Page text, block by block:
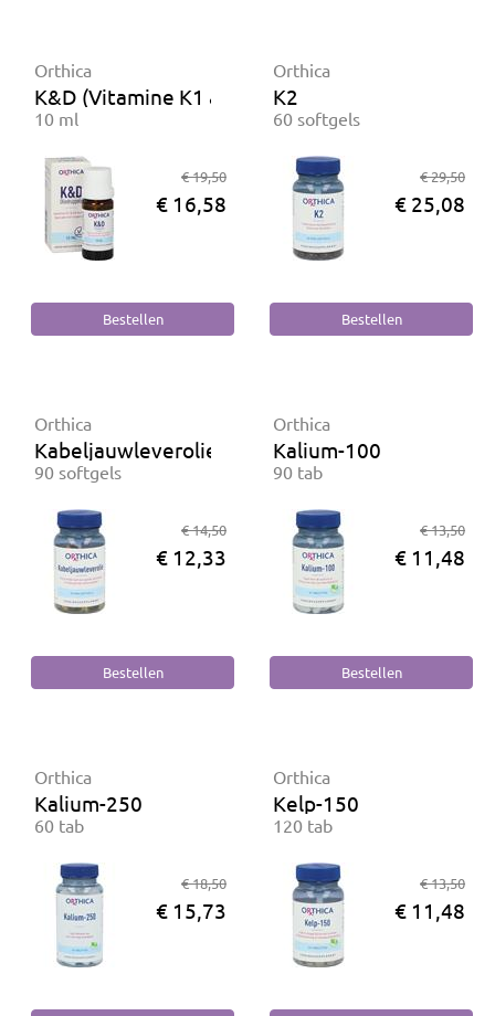
Orthica
K&D (Vitamine K1 & D3 voor zuigelingen)
10 ml
€ 19,50
€ 16,58
Orthica
K2
60 softgels
€ 29,50
€ 25,08
Orthica
Kabeljauwleverolie
90 softgels
€ 14,50
€ 12,33
Orthica
Kalium-100
90 tab
€ 13,50
€ 11,48
Orthica
Kalium-250
60 tab
€ 18,50
€ 15,73
Orthica
Kelp-150
120 tab
€ 13,50
€ 11,48